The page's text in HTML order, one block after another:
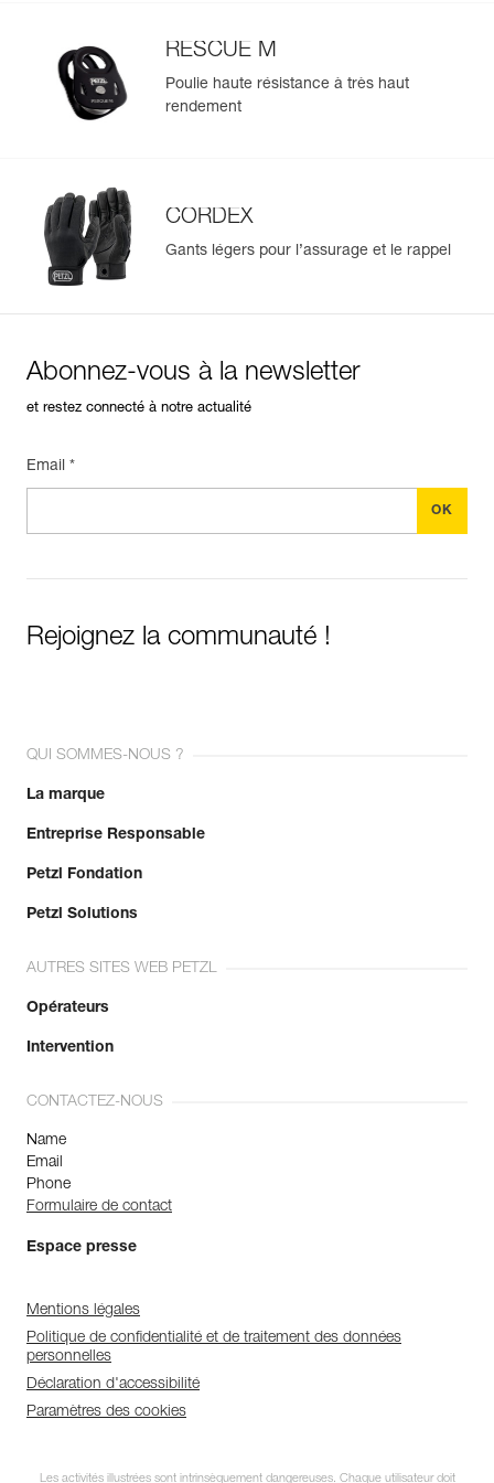
RESCUE M
Poulie haute résistance à très haut
rendement
CORDEX
Gants légers pour l’assurage et le rappel
Abonnez-vous à la newsletter
et restez connecté à notre actualité
Email *
Rejoignez la communauté !
QUI SOMMES-NOUS ?
La marque
Entreprise Responsable
Petzl Fondation
Petzl Solutions
AUTRES SITES WEB PETZL
Opérateurs
Intervention
CONTACTEZ-NOUS
Name
Email
Phone
Formulaire de contact
Espace presse
Mentions légales
Politique de confidentialité et de traitement des données
personnelles
Déclaration d'accessibilité
Paramètres des cookies
Les activités illustrées sont intrinsèquement dangereuses. Chaque utilisateur doit